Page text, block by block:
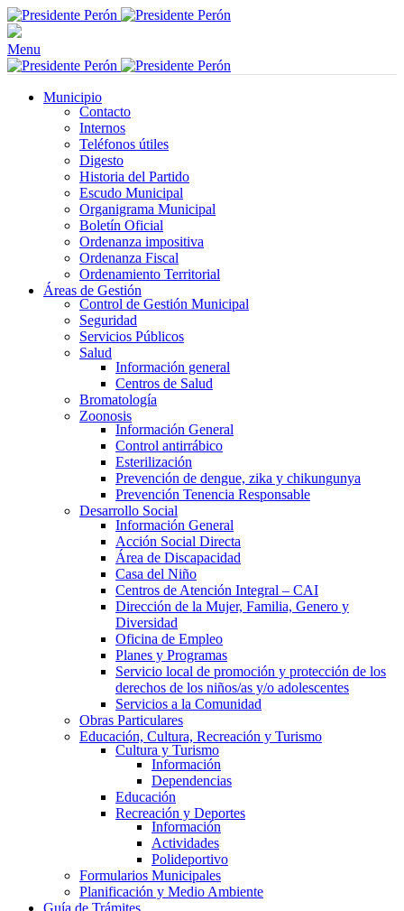
Menu
Municipio
Contacto
Internos
Teléfonos útiles
Digesto
Historia del Partido
Escudo Municipal
Organigrama Municipal
Boletín Oficial
Ordenanza impositiva
Ordenanza Fiscal
Ordenamiento Territorial
Áreas de Gestión
Control de Gestión Municipal
Seguridad
Servicios Públicos
Salud
Información general
Centros de Salud
Bromatología
Zoonosis
Información General
Control antirrábico
Esterilización
Prevención de dengue, zika y chikungunya
Prevención Tenencia Responsable
Desarrollo Social
Información General
Acción Social Directa
Área de Discapacidad
Casa del Niño
Centros de Atención Integral – CAI
Dirección de la Mujer, Familia, Genero y
Diversidad
Oficina de Empleo
Planes y Programas
Servicio local de promoción y protección de los
derechos de los niños/as y/o adolescentes
Servicios a la Comunidad
Obras Particulares
Educación, Cultura, Recreación y Turismo
Cultura y Turismo
Información
Dependencias
Educación
Recreación y Deportes
Información
Actividades
Polideportivo
Formularios Municipales
Planificación y Medio Ambiente
Guía de Trámites